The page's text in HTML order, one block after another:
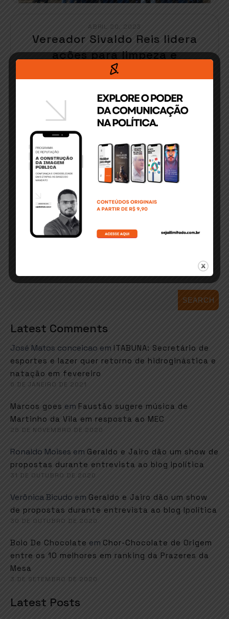
ABRIL 20, 2023
Vereador Sivaldo Reis lidera
ações para limpeza e
urbanização do antigo Lixão do
O vereador Sivaldo Reis (PL) e sua equipe de
trabalho[…]
READ MORE
SEARCH
Latest Comments
José Matos conceicao em ITABUNA: Secretário de
esportes e lazer quer retorno de hidroginástica e
natação em fevereiro
6 DE JANEIRO DE 2021
Marcos goes em Faustão sugere música de
Martinho da Vila em resposta ao MEC
26 DE NOVEMBRO DE 2020
Ronaldo Moises em Geraldo e Jairo dão um show de
propostas durante entrevista ao blog Ipolítica
31 DE OUTUBRO DE 2020
Verônica Bicudo em Geraldo e Jairo dão um show
de propostas durante entrevista ao blog Ipolítica
30 DE OUTUBRO DE 2020
Bolo De Chocolate em Chor-Chocolate de Origem
entre os 10 melhores em ranking da Prazeres da
Mesa
3 DE SETEMBRO DE 2020
Latest Posts